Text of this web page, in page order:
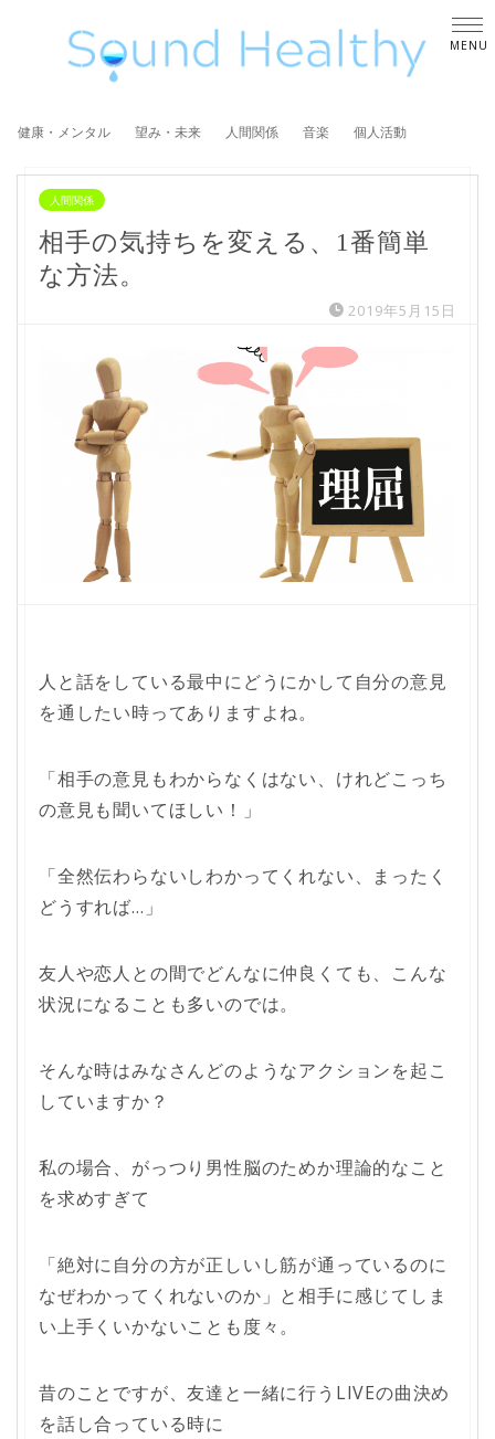
健康・メンタル 望み・未来 人間関係 音楽 個人活動
人間関係
相手の気持ちを変える、1番簡単
な方法。
2019年5月15日
人と話をしている最中にどうにかして自分の意見
を通したい時ってありますよね。
「相手の意見もわからなくはない、けれどこっち
の意見も聞いてほしい！」
「全然伝わらないしわかってくれない、まったく
どうすれば…」
友人や恋人との間でどんなに仲良くても、こんな
状況になることも多いのでは。
そんな時はみなさんどのようなアクションを起こ
していますか？
私の場合、がっつり男性脳のためか理論的なこと
を求めすぎて
「絶対に自分の方が正しいし筋が通っているのに
なぜわかってくれないのか」と相手に感じてしま
い上手くいかないことも度々。
昔のことですが、友達と一緒に行うLIVEの曲決め
を話し合っている時に